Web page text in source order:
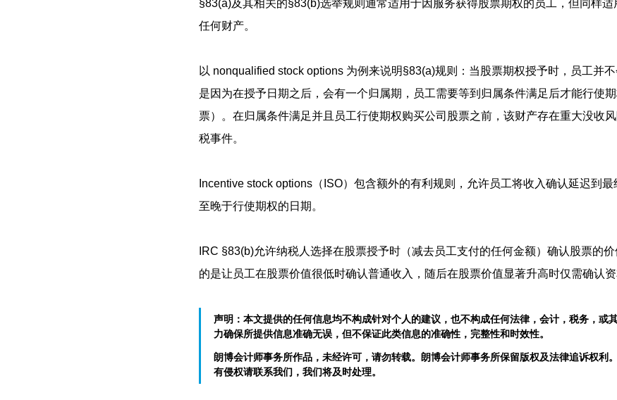
§83(a)及其相关的§83(b)选举规则通常适用于因服务获得股票期权的员工，但同样
任何财产。
以 nonqualified stock options 为例来说明§83(a)规则：当股票期权授予时，员工并
是因为在授予日期之后，会有一个归属期，员工需要等到归属条件满足后才能行使
票）。在归属条件满足并且员工行使期权购买公司股票之前，该财产存在重大没收
税事件。
Incentive stock options（ISO）包含额外的有利规则，允许员工将收入确认延迟到
至晚于行使期权的日期。
IRC §83(b)允许纳税人选择在股票授予时（减去员工支付的任何金额）确认股票的
的是让员工在股票价值很低时确认普通收入，随后在股票价值显著升高时仅需确认资
声明：本文提供的任何信息均不构成针对个人的建议，也不构成任何法律，会计，税务，或
力确保所提供信息准确无误，但不保证此类信息的准确性，完整性和时效性。
朗博会计师事务所作品，未经许可，请勿转载。朗博会计师事务所保留版权及法律追诉权利
有侵权请联系我们，我们将及时处理。